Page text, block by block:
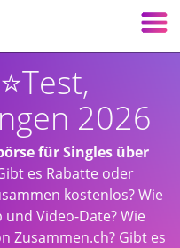
2026
für Singles über
es Rabatte oder
kostenlos? Wie
Video-Date? Wie
Zusammen.ch? Gibt es